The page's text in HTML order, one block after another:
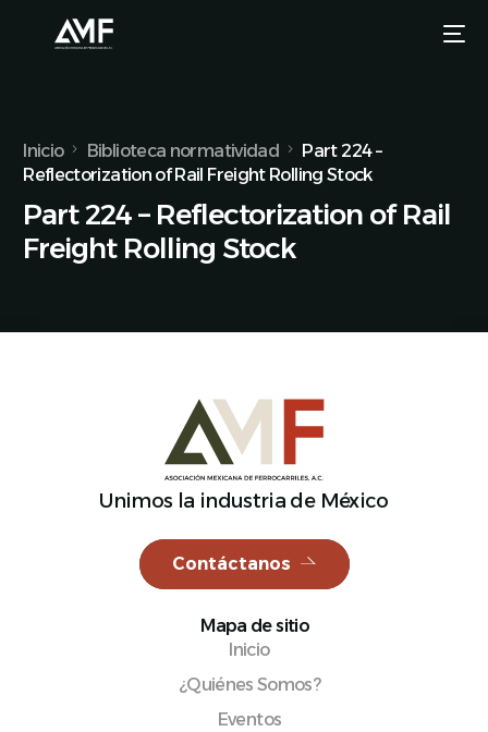
Inicio Biblioteca normatividad
Part 224 –
Reflectorization of Rail Freight Rolling Stock
Part 224 – Reflectorization of Rail
Freight Rolling Stock
Unimos la industria de México
Contáctanos
Mapa de sitio
Inicio
¿Quiénes Somos?
Eventos